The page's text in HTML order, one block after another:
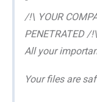
/!\ YOUR
PENETRATED /!\
All your
Your files are